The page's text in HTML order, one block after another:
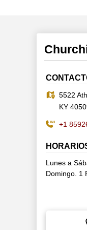
5522
KY
+1
Lunes a
Domingo. 1